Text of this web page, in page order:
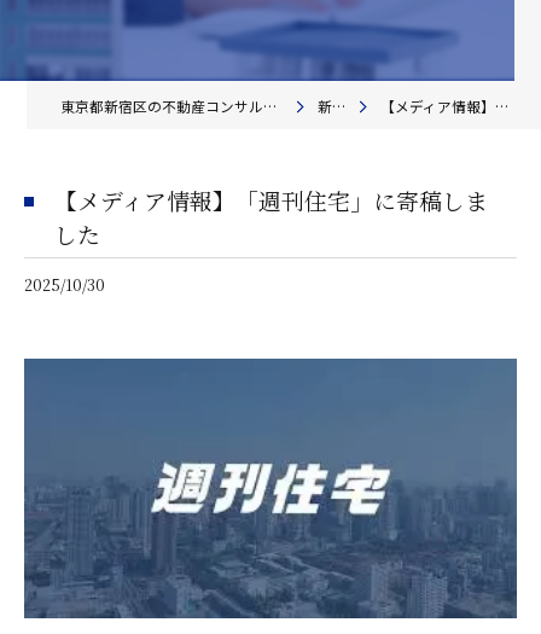
東京都新宿区の不動産コンサルティングならアテナ・パートナーズ株式会社 新着情報 【メディア情報】「週刊住宅」に寄稿しました
【メディア情報】「週刊住宅」に寄稿しま
した
2025/10/30